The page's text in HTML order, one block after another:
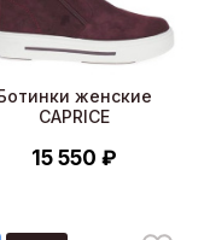
женские
CAPRICE
15 550 ₽